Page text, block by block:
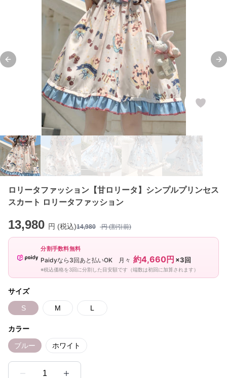
Previous slide
ロリータファッション【甘ロリータ】シンプルプリンセス
スカート ロリータファッション
13,980 円 (税込)14,980 円 (割引前)
分割手数料無料
Paidyなら3回あと払いOK 月々 約4,660円 ×3回
※税込価格を3回に分割した目安額です（端数は初回に加算されます）
サイズ
S M L
カラー
ブルー ホワイト
1